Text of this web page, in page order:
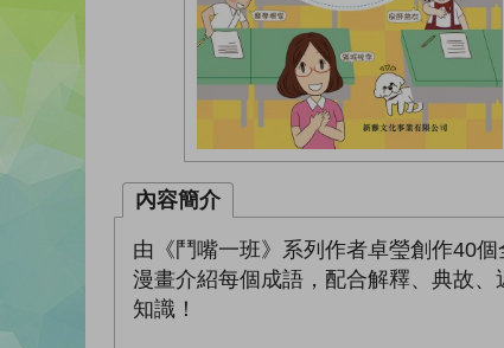
內容簡介
由《鬥嘴一班》系列作者卓瑩創作40
漫畫介紹每個成語，配合解釋、典故
知識！